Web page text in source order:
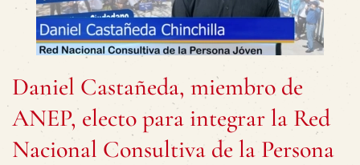
Daniel Castañeda, miembro de
ANEP, electo para integrar la Red
Nacional Consultiva de la Persona